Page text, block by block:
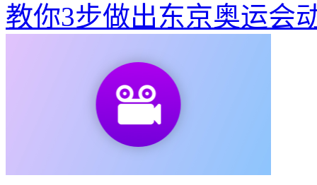
教你3步做出东京奥运会